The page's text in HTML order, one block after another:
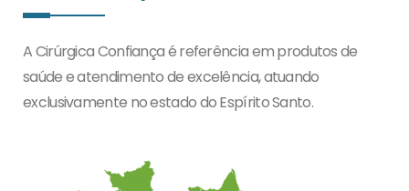
A Cirúrgica Confiança é referência em produtos de
saúde e atendimento de excelência, atuando
exclusivamente no estado do Espírito Santo.